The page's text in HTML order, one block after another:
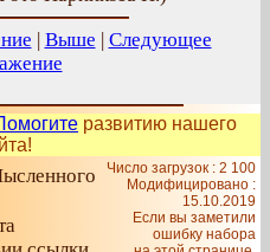
| Выше | Следующее
развитию нашего
Число загрузок : 2 100
Модифицировано :
15.10.2019
Если вы заметили
ошибку набора